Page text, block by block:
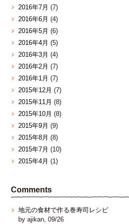
2016年7月 (7)
2016年6月 (4)
2016年5月 (6)
2016年4月 (5)
2016年3月 (4)
2016年2月 (7)
2016年1月 (7)
2015年12月 (7)
2015年11月 (8)
2015年10月 (8)
2015年9月 (9)
2015年8月 (8)
2015年7月 (10)
2015年4月 (1)
Comments
地元の食材で作る巻寿司レシピ
by ajikan, 09/26